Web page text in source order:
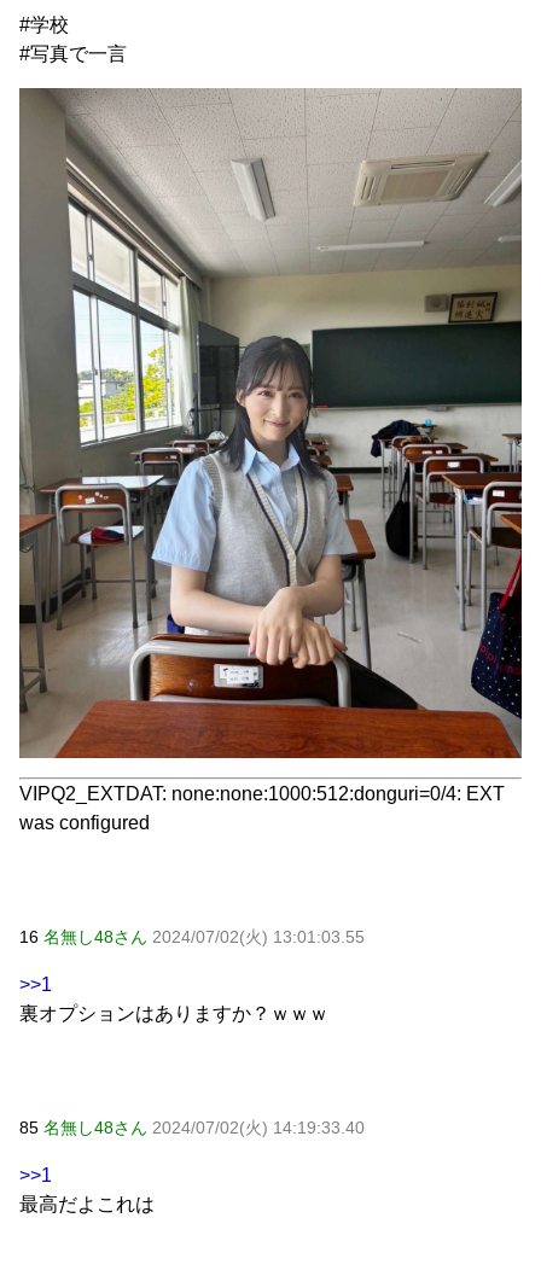
【完全まとめ】がん保険・医療保険は必要？｜ガル民の本
音とリアル体験談を徹底整理
元AKB社長、22億円申告漏れ 乃木坂46運営会社の株式を
元AKB社長、22億円申告漏れ 乃木坂46運営会社の株式を
パチンコ京楽産業に譲渡【ノース・リバー】【窪田康志】
Powered by livedoor 相互RSS
#学校
#写真で一言
VIPQ2_EXTDAT: none:none:1000:512:donguri=0/4: EXT
was configured
16 名無し48さん 2024/07/02(火) 13:01:03.55
>>1
裏オプションはありますか？ｗｗｗ
85 名無し48さん 2024/07/02(火) 14:19:33.40
>>1
最高だよこれは